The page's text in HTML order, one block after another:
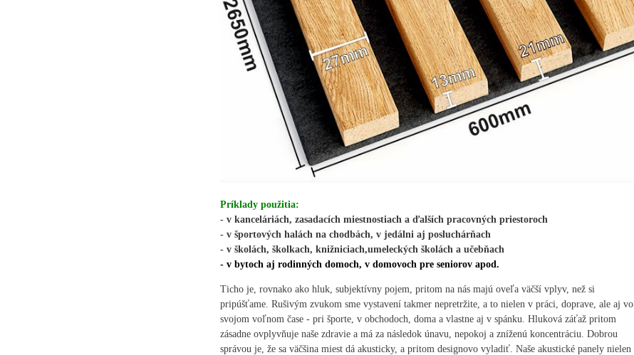
Príklady použitia:
- v kanceláriách, zasadacích miestnostiach a ďalších pracovných priestoroch
- v športových halách na chodbách, v jedálni aj posluchárňach
- v školách, školkach, knižniciach,umeleckých školách a učebňach
- v bytoch aj rodinných domoch, v domovoch pre seniorov apod.
Ticho je, rovnako ako hluk, subjektívny pojem, pritom na nás majú oveľa väčší vplyv, než si
pripúšťame. Rušivým zvukom sme vystavení takmer nepretržite, a to nielen v práci, doprave, ale aj vo
svojom voľnom čase - pri športe, v obchodoch, doma a vlastne aj v spánku. Hluková záťaž pritom
zásadne ovplyvňuje naše zdravie a má za následok únavu, nepokoj a zníženú koncentráciu. Dobrou
správou je, že sa väčšina miest dá akusticky, a pritom designovo vyladiť. Naše akustické panely nielen